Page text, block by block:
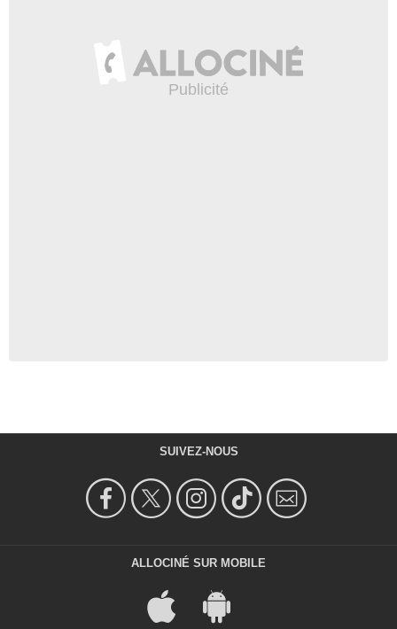
SUIVEZ-NOUS
ALLOCINÉ SUR MOBILE